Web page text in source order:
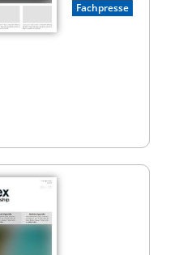
Fachpresse